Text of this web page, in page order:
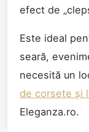
efect de
Este ideal
seară,
necesită un
de corsete și
Eleganza.ro.